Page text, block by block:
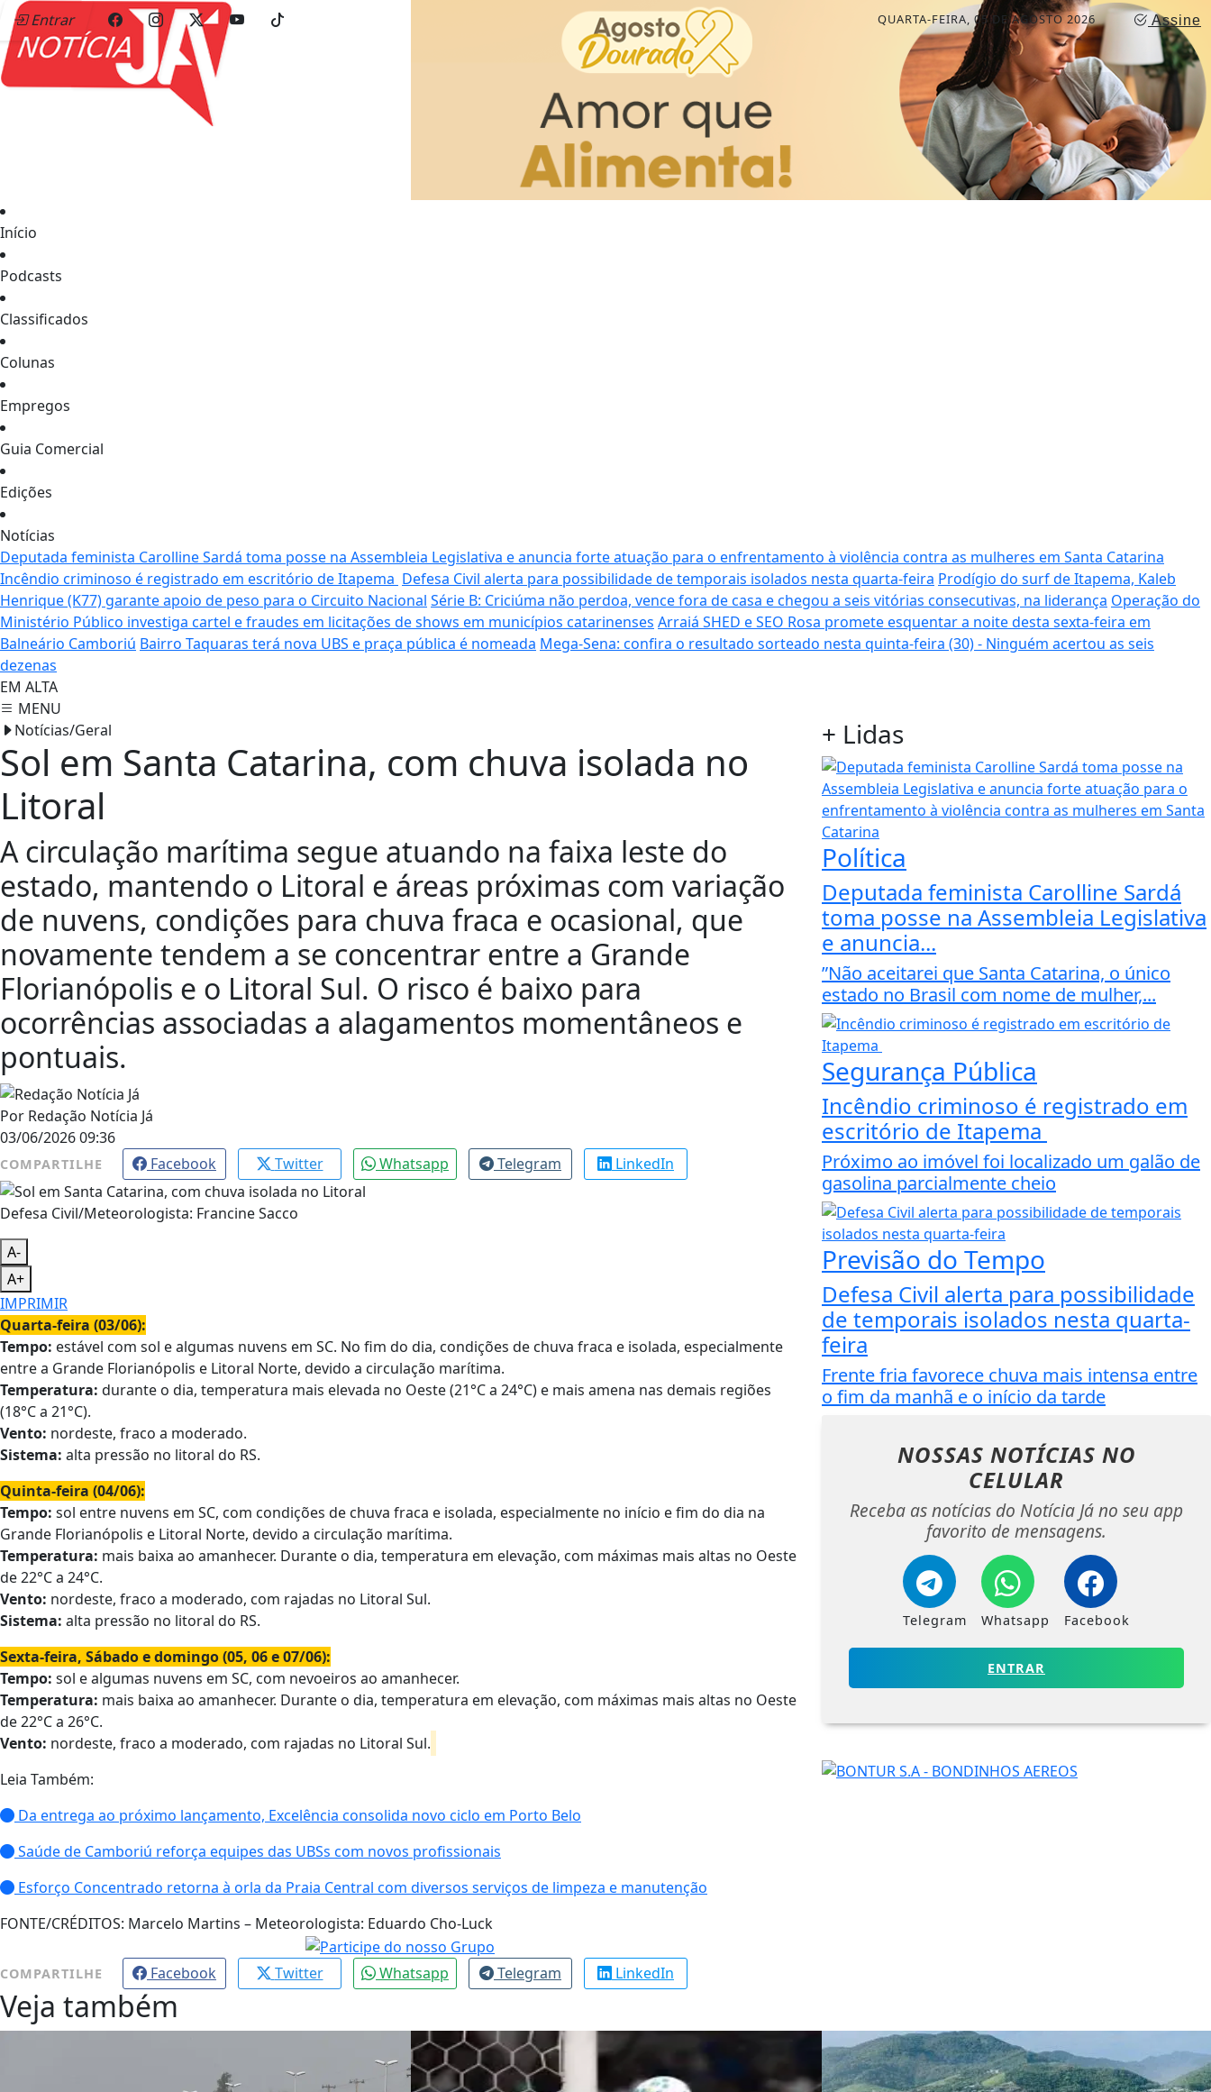
Entrar Assine
QUARTA-FEIRA, 05 DE AGOSTO 2026
Início
Podcasts
Classificados
Colunas
Empregos
Guia Comercial
Edições
Notícias
Deputada feminista Carolline Sardá toma posse na Assembleia Legislativa e anuncia forte atuação para o enfrentamento à violência contra as mulheres em Santa Catarina
Incêndio criminoso é registrado em escritório de Itapema Defesa Civil alerta para possibilidade de temporais isolados nesta quarta-feira Prodígio do surf de Itapema, Kaleb
Henrique (K77) garante apoio de peso para o Circuito Nacional Série B: Criciúma não perdoa, vence fora de casa e chegou a seis vitórias consecutivas, na liderança Operação do
Ministério Público investiga cartel e fraudes em licitações de shows em municípios catarinenses Arraiá SHED e SEO Rosa promete esquentar a noite desta sexta-feira em
Balneário Camboriú Bairro Taquaras terá nova UBS e praça pública é nomeada Mega-Sena: confira o resultado sorteado nesta quinta-feira (30) - Ninguém acertou as seis
dezenas
EM ALTA
MENU
Notícias/Geral
Sol em Santa Catarina, com chuva isolada no
Litoral
A circulação marítima segue atuando na faixa leste do
estado, mantendo o Litoral e áreas próximas com variação
de nuvens, condições para chuva fraca e ocasional, que
novamente tendem a se concentrar entre a Grande
Florianópolis e o Litoral Sul. O risco é baixo para
ocorrências associadas a alagamentos momentâneos e
pontuais.
Por Redação Notícia Já
03/06/2026 09:36
COMPARTILHE Facebook Twitter Whatsapp Telegram LinkedIn
Defesa Civil/Meteorologista: Francine Sacco
A-
A+
IMPRIMIR
Quarta-feira (03/06):
Tempo: estável com sol e algumas nuvens em SC. No fim do dia, condições de chuva fraca e isolada, especialmente
entre a Grande Florianópolis e Litoral Norte, devido a circulação marítima.
Temperatura: durante o dia, temperatura mais elevada no Oeste (21°C a 24°C) e mais amena nas demais regiões
(18°C a 21°C).
Vento: nordeste, fraco a moderado.
Sistema: alta pressão no litoral do RS.
Quinta-feira (04/06):
Tempo: sol entre nuvens em SC, com condições de chuva fraca e isolada, especialmente no início e fim do dia na
Grande Florianópolis e Litoral Norte, devido a circulação marítima.
Temperatura: mais baixa ao amanhecer. Durante o dia, temperatura em elevação, com máximas mais altas no Oeste
de 22°C a 24°C.
Vento: nordeste, fraco a moderado, com rajadas no Litoral Sul.
Sistema: alta pressão no litoral do RS.
Sexta-feira, Sábado e domingo (05, 06 e 07/06):
Tempo: sol e algumas nuvens em SC, com nevoeiros ao amanhecer.
Temperatura: mais baixa ao amanhecer. Durante o dia, temperatura em elevação, com máximas mais altas no Oeste
de 22°C a 26°C.
Vento: nordeste, fraco a moderado, com rajadas no Litoral Sul.
Leia Também:
Da entrega ao próximo lançamento, Excelência consolida novo ciclo em Porto Belo
Saúde de Camboriú reforça equipes das UBSs com novos profissionais
Esforço Concentrado retorna à orla da Praia Central com diversos serviços de limpeza e manutenção
FONTE/CRÉDITOS: Marcelo Martins – Meteorologista: Eduardo Cho-Luck
COMPARTILHE Facebook Twitter Whatsapp Telegram LinkedIn
+ Lidas
Política
Deputada feminista Carolline Sardá
toma posse na Assembleia Legislativa
e anuncia...
”Não aceitarei que Santa Catarina, o único
estado no Brasil com nome de mulher,...
Segurança Pública
Incêndio criminoso é registrado em
escritório de Itapema
Próximo ao imóvel foi localizado um galão de
gasolina parcialmente cheio
Previsão do Tempo
Defesa Civil alerta para possibilidade
de temporais isolados nesta quarta-
feira
Frente fria favorece chuva mais intensa entre
o fim da manhã e o início da tarde
NOSSAS NOTÍCIAS NO
CELULAR
Receba as notícias do Notícia Já no seu app
favorito de mensagens.
Telegram Whatsapp Facebook
ENTRAR
Veja também